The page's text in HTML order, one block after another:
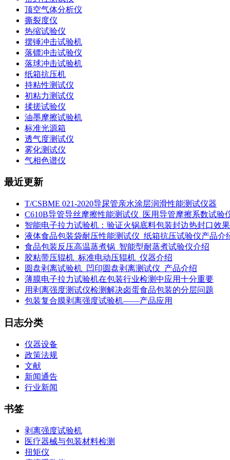
顶空气体分析仪
撕裂度仪
热缩试验仪
摆锤冲击试验机
落镖冲击试验仪
落球冲击试验机
纸箱抗压机
持粘性测试仪
初粘力测试仪
揉搓试验仪
油墨摩擦试验机
标准光源箱
透气度测试仪
雾化测试仪
气相色谱仪
最近更新
T/CSBME 021-2020导尿管亲水涂层润滑性能测试仪器
C610B导管导丝摩擦性能测试仪_医用导管摩擦系数试验
智能电子拉力试验机：验证火锅底料包装封边热封口效果
液体食品包装袋耐压性能测试仪_纸箱抗压试验仪产品介
食品包装反压高温蒸煮锅_智能型耐蒸煮试验仪介绍
胶粘带压辊机_标准电动压辊机_仪器介绍
圆盘剥离试验机_凹印圆盘剥离测试仪_产品介绍
薄膜电子拉力试验机在包装行业检测中应用十分重要
用剥离强度测试仪检测解决卤蛋食品包装的分层问题
包装复合膜剥离强度试验机——产品应用
日志分类
仪器设备
政策法规
文献
新闻通告
行业新闻
书签
剥离强度试验机
医疗器械与包装材料检测
扭矩仪